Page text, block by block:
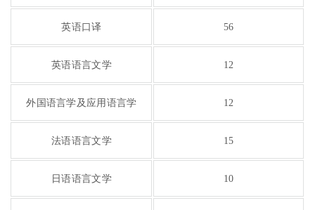
英语口译 56
英语语言文学 12
外国语言学及应用语言学 12
法语语言文学 15
日语语言文学 10